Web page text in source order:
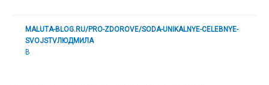
MALUTA-BLOG.RU/PRO-ZDOROVE/SODA-UNIKALNYE-CELEBNYE-
SVOJSTVЛЮДМИЛА
В